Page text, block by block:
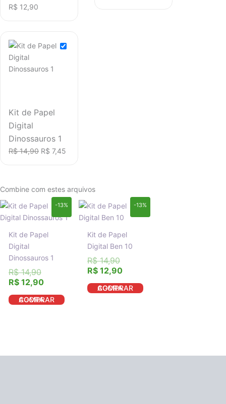
R$ 12,90
Kit de Papel
Digital
Dinossauros 1
R$14,90 R$ 7,45
Combine com estes arquivos
-13%
Kit de Papel
Digital
Dinossauros 1
R$14,90
O
preço
era:
R$12,90
O
preço
é:
COMPRAR AGORA
-13%
Kit de Papel
Digital Ben 10
R$14,90
O
preço
era:
R$ 14,90.
R$12,90
O
preço
é:
R$ 12,90.
COMPRAR AGORA